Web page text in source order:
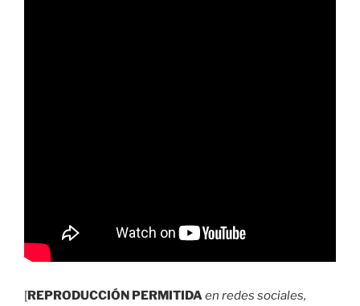
[REPRODUCCIÓN PERMITIDAen redes sociales,